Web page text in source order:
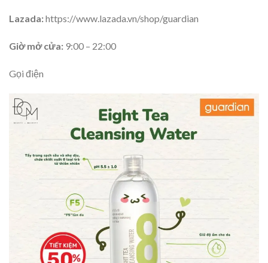
Lazada:https://www.lazada.vn/shop/guardian
Giờ mở cửa: 9:00 – 22:00
Gọi điện